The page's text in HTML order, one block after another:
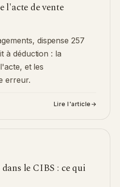
l'acte de vente
dispense 257
à déduction : la
et les
erreur.
Lire l'article →
le CIBS : ce qui